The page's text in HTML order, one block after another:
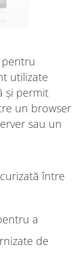
pentru
utilizate
și permit
un browser
sau un
între
a
de